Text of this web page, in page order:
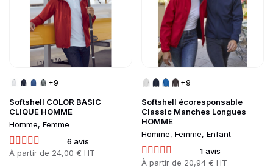
Softshell COLOR BASIC
CLIQUE HOMME
Homme, Femme
6 avis
Prix
À partir de 24,00 € HT
+9
Softshell écoresponsable
Classic Manches Longues
HOMME
Homme, Femme, Enfant
1 avis
Prix
À partir de 20,94 € HT
+9